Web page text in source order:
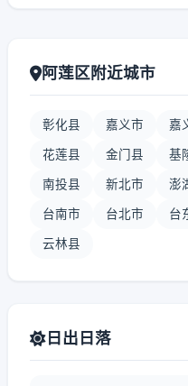
阿莲区附近城市
彰化县 嘉义市 嘉
花莲县 金门县 基
南投县 新北市 澎
台南市 台北市 台
云林县
日出日落